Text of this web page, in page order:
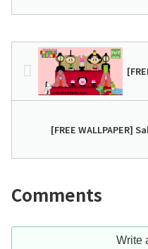
[FREE WALLPAPER]
Comments
Write